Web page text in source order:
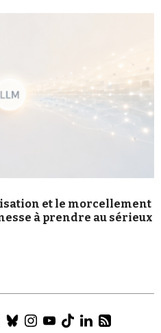
et le morcellement
à prendre au sérieux